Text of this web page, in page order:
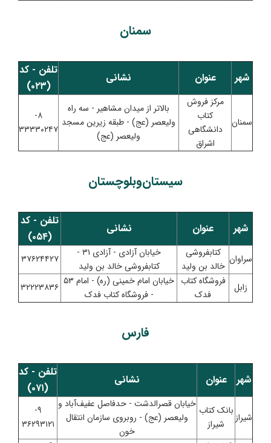
سمنان
شهر عنوان نشانی
تلفن - کد
(۰۲۳)
سمنان
مرکز فروش
کتاب
دانشگاهی
اشراق
بالاتر از میدان مشاهیر - سه راه
ولیعصر (عج) - طبقه زیرین مسجد
ولیعصر (عج)
۸-
۳۳۳۳۰۲۴۷
سیستان‌و‌بلوچستان
شهر عنوان نشانی
تلفن - کد
(۰۵۴)
سراوان
کتابفروشی
خالد بن‌ ولید
خیابان آزادی - آزادی ۳۱ -
کتابفروشی خالد بن ولید
۳۷۶۲۴۴۲۷
زابل
فروشگاه کتاب
فدک
خیابان امام خمینی (ره) - امام ۵۳
- فروشگاه کتاب فدک
۳۲۲۲۳۸۳۶
فارس
شهر عنوان نشانی
تلفن - کد
(۰۷۱)
شیراز
بانک کتاب
شیراز
خیابان قصرالدشت - حدفاصل عفیف‌آباد و
ولیعصر (عج) - روبروی سازمان انتقال
خون
۹-
۳۶۲۹۳۱۲۱